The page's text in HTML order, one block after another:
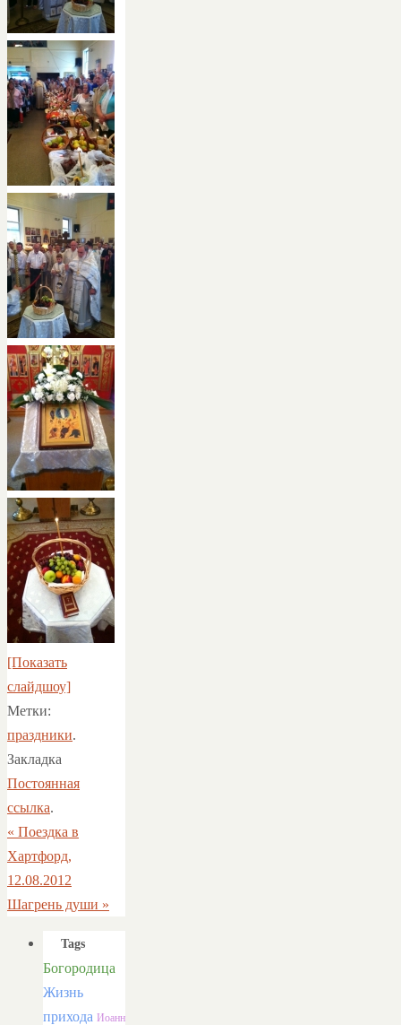
[Показать
слайдшоу]
Метки:
праздники.
Закладка
Постоянная
ссылка.
« Поездка в
Хартфорд,
12.08.2012
Шагрень души »
Tags
Богородица
Жизнь
прихода Иоанн